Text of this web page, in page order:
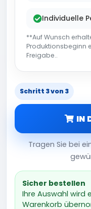
Individuelle
**Auf Wunsch
Produktionsbeginn
Freigabe..
Schritt 3 von 3
IN
Tragen Sie bei
Sicher bestellen
Ihre Auswahl wird
Warenkorb